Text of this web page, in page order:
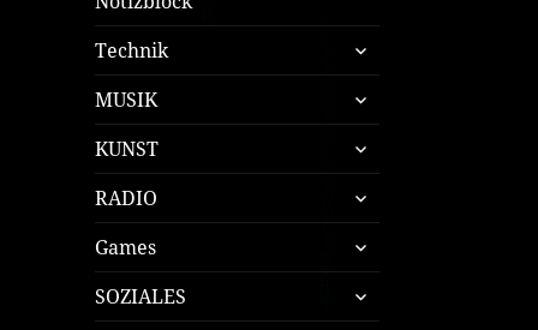
Technik
untermenü
öffnen
MUSIK
untermenü
öffnen
KUNST
untermenü
öffnen
RADIO
untermenü
öffnen
Games
untermenü
öffnen
SOZIALES
untermenü
öffnen